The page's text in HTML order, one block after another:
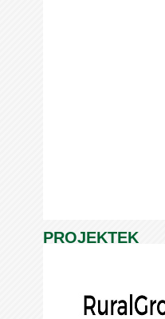
PROJEKTEK